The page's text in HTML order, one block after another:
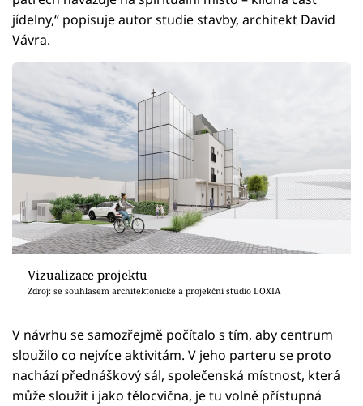
jídelny,“ popisuje autor studie stavby, architekt David
Vávra.
Vizualizace projektu
Zdroj: se souhlasem architektonické a projekční studio LOXIA
V návrhu se samozřejmě počítalo s tím, aby centrum
sloužilo co nejvíce aktivitám. V jeho parteru se proto
nachází přednáškový sál, společenská místnost, která
může sloužit i jako tělocvična, je tu volně přístupná